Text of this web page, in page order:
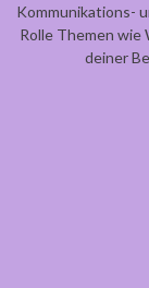
Kommunikations-
Rolle Themen wie
deiner